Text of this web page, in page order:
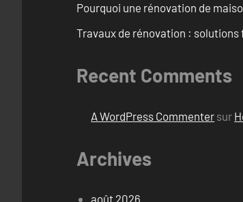
Pourquoi une rénovation de
Travaux de rénovation :
Recent Comments
A WordPress Commenter sur
Archives
août 2026